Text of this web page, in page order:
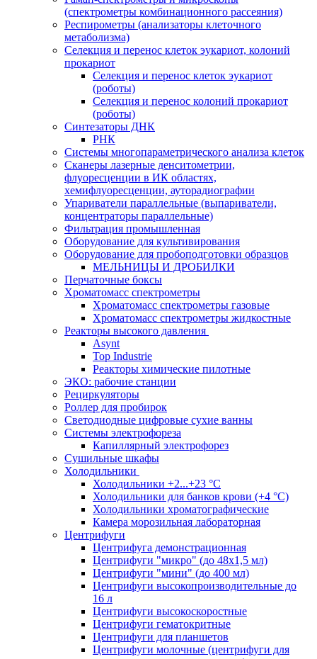
(спектрометры комбинационного рассеяния)
Респирометры (анализаторы клеточного
метаболизма)
Селекция и перенос клеток эукариот, колоний
прокариот
Селекция и перенос клеток эукариот
(роботы)
Селекция и перенос колоний прокариот
(роботы)
Синтезаторы ДНК
РНК
Системы многопараметрического анализа клеток
Сканеры лазерные денситометрии,
флуоресценции в ИК областях,
хемифлуоресценции, ауторадиографии
Упариватели параллельные (выпариватели,
концентраторы параллельные)
Фильтрация промышленная
Оборудование для культивирования
Оборудование для пробоподготовки образцов
МЕЛЬНИЦЫ И ДРОБИЛКИ
Перчаточные боксы
Хроматомасс спектрометры
Хроматомасс спектрометры газовые
Хроматомасс спектрометры жидкостные
Реакторы высокого давления
Asynt
Top Industrie
Реакторы химические пилотные
ЭКО: рабочие станции
Рециркуляторы
Роллер для пробирок
Светодиодные цифровые сухие ванны
Системы электрофореза
Капиллярный электрофорез
Сушильные шкафы
Холодильники
Холодильники +2...+23 °С
Холодильники для банков крови (+4 °С)
Холодильники хроматографические
Камера морозильная лабораторная
Центрифуги
Центрифуга демонстрационная
Центрифуги "микро" (до 48x1,5 мл)
Центрифуги "мини" (до 400 мл)
Центрифуги высокопроизводительные до
16 л
Центрифуги высокоскоростные
Центрифуги гематокритные
Центрифуги для планшетов
Центрифуги молочные (центрифуги для